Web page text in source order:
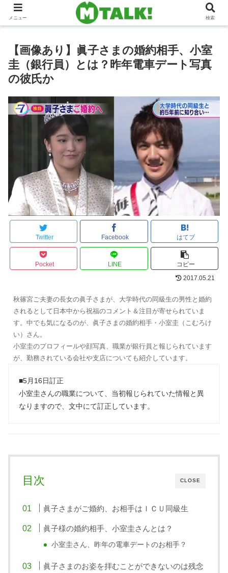
【画像あり】眞子さまの婚約相手、小室
圭（銀行員）とは？昨年電車デート写真
の彼氏か
Twitter Facebook はてブ
Pocket LINE コピー
2017.05.21
秋篠宮ご夫妻の長女の眞子さまが、大学時代の同級生の男性と婚約
されるとして日本中から祝福のコメント＆注目が寄せられていま
す。中でも気になるのが、眞子さまの婚約相手・小室圭（こむろけ
い）さん。
小室圭のプロフィールや顔写真、職業が銀行員と報じられています
が、勤務されている会社や支店についても紹介しています。
■5月16日訂正
小室圭さんの職業について、当初報じられていた情報と異
なりますので、文中にて訂正しています。
CLOSE
目次
眞子さまがご婚約、お相手はＩＣＵ同級生
眞子様の婚約相手、小室圭さんとは？
小室圭さん、昨年の電車デートのお相手？
眞子さまのお姿を拝むことができないのは残念
メニュー 検索